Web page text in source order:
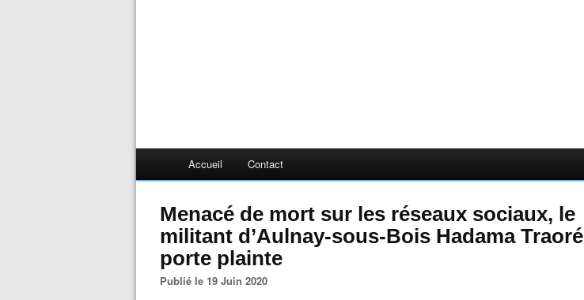
Accueil Contact
Menacé de mort sur les réseaux sociaux, le
militant d’Aulnay-sous-Bois Hadama Traoré
porte plainte
Publié le 19 Juin 2020